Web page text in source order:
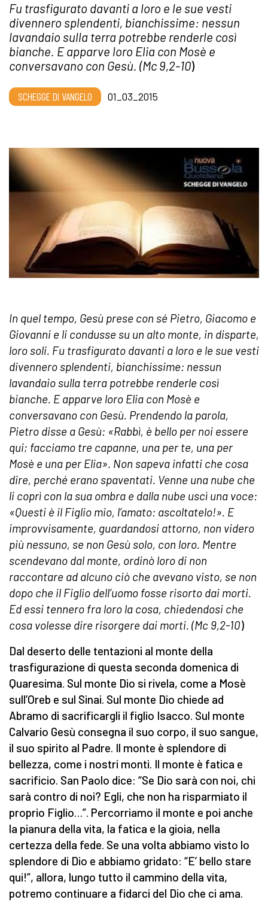
Fu trasfigurato davanti a loro e le sue vesti
divennero splendenti, bianchissime: nessun
lavandaio sulla terra potrebbe renderle così
bianche. E apparve loro Elia con Mosè e
conversavano con Gesù. (Mc 9,2-10)
SCHEGGE DI VANGELO 01_03_2015
In quel tempo, Gesù prese con sé Pietro, Giacomo e
Giovanni e li condusse su un alto monte, in disparte,
loro soli. Fu trasfigurato davanti a loro e le sue vesti
divennero splendenti, bianchissime: nessun
lavandaio sulla terra potrebbe renderle così
bianche. E apparve loro Elia con Mosè e
conversavano con Gesù. Prendendo la parola,
Pietro disse a Gesù: «Rabbì, è bello per noi essere
qui; facciamo tre capanne, una per te, una per
Mosè e una per Elia». Non sapeva infatti che cosa
dire, perché erano spaventati. Venne una nube che
li coprì con la sua ombra e dalla nube uscì una voce:
«Questi è il Figlio mio, l’amato: ascoltatelo!». E
improvvisamente, guardandosi attorno, non videro
più nessuno, se non Gesù solo, con loro. Mentre
scendevano dal monte, ordinò loro di non
raccontare ad alcuno ciò che avevano visto, se non
dopo che il Figlio dell’uomo fosse risorto dai morti.
Ed essi tennero fra loro la cosa, chiedendosi che
cosa volesse dire risorgere dai morti. (Mc 9,2-10)
Dal deserto delle tentazioni al monte della
trasfigurazione di questa seconda domenica di
Quaresima. Sul monte Dio si rivela, come a Mosè
sull’Oreb e sul Sinai. Sul monte Dio chiede ad
Abramo di sacrificargli il figlio Isacco. Sul monte
Calvario Gesù consegna il suo corpo, il suo sangue,
il suo spirito al Padre. Il monte è splendore di
bellezza, come i nostri monti. Il monte è fatica e
sacrificio. San Paolo dice: “Se Dio sarà con noi, chi
sarà contro di noi? Egli, che non ha risparmiato il
proprio Figlio…”. Percorriamo il monte e poi anche
la pianura della vita, la fatica e la gioia, nella
certezza della fede. Se una volta abbiamo visto lo
splendore di Dio e abbiamo gridato: “E’ bello stare
qui!”, allora, lungo tutto il cammino della vita,
potremo continuare a fidarci del Dio che ci ama.